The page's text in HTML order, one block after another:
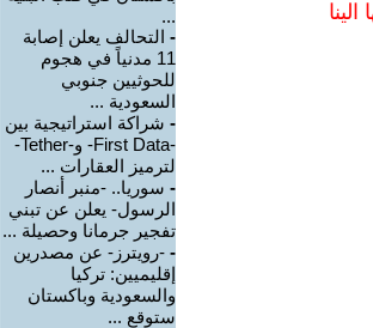
...
- التحالف يعلن إصابة
11 مدنياً في هجوم
للحوثيين جنوبي
السعودية ...
- شراكة استراتيجية بين
-First Data- و-Tether-
لترميز العقارات ...
- سوريا.. -منبر أنصار
الرسول- يعلن عن تبني
تفجير جرمانا وحصيلة ...
- -رويترز- عن مصدرين
إقليميين: تركيا
والسعودية وباكستان
ستوقع ...